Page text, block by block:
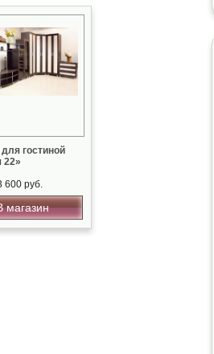
гостиной
22»
600 руб.
магазин